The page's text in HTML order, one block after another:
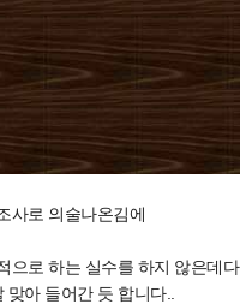
사로 의술나온김에
으로 하는 실수를 하지 않은데다
아 들어간 듯 합니다..